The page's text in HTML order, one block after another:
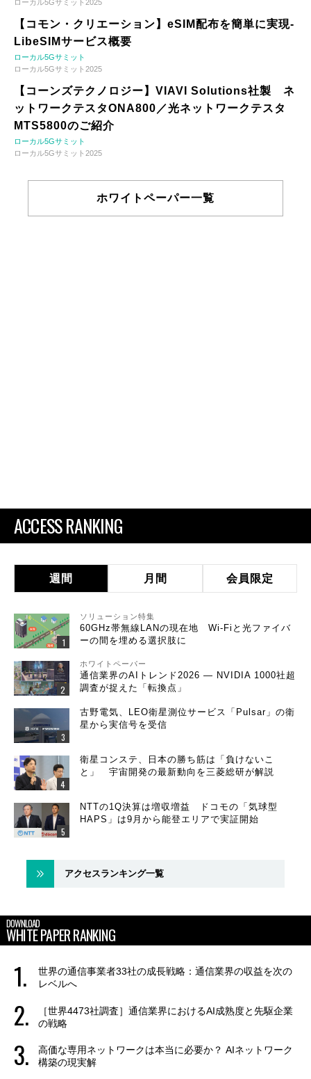
ローカル5Gサミット2025
【コモン・クリエーション】eSIM配布を簡単に実現-
LibeSIMサービス概要
ローカル5Gサミット
ローカル5Gサミット2025
【コーンズテクノロジー】VIAVI Solutions社製 ネ
ットワークテスタONA800／光ネットワークテスタ
MTS5800のご紹介
ローカル5Gサミット
ローカル5Gサミット2025
ホワイトペーパー一覧
ACCESS RANKING
週間 月間 会員限定
ソリューション特集
60GHz帯無線LANの現在地 Wi-Fiと光ファイバ
ーの間を埋める選択肢に
ホワイトペーパー
通信業界のAIトレンド2026 ― NVIDIA 1000社超
調査が捉えた「転換点」
古野電気、LEO衛星測位サービス「Pulsar」の衛
星から実信号を受信
衛星コンステ、日本の勝ち筋は「負けないこ
と」 宇宙開発の最新動向を三菱総研が解説
NTTの1Q決算は増収増益 ドコモの「気球型
HAPS」は9月から能登エリアで実証開始
アクセスランキング一覧
DOWNLOAD
WHITE PAPER RANKING
世界の通信事業者33社の成長戦略：通信業界の収益を次の
レベルへ
［世界4473社調査］通信業界におけるAI成熟度と先駆企業
の戦略
高価な専用ネットワークは本当に必要か？ AIネットワーク
構築の現実解